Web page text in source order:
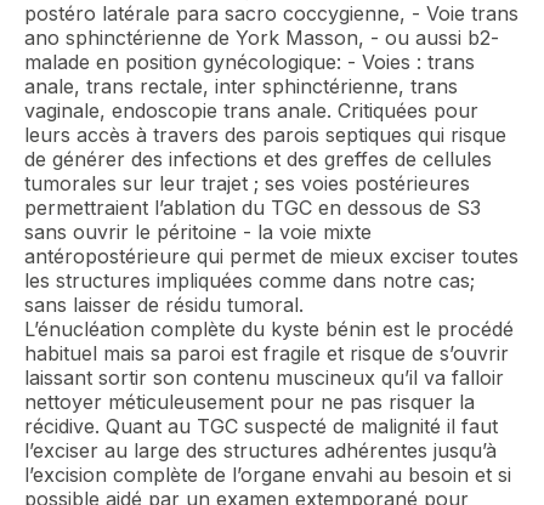
postéro latérale para sacro coccygienne, - Voie trans
ano sphinctérienne de York Masson, - ou aussi b2-
malade en position gynécologique: - Voies : trans
anale, trans rectale, inter sphinctérienne, trans
vaginale, endoscopie trans anale. Critiquées pour
leurs accès à travers des parois septiques qui risque
de générer des infections et des greffes de cellules
tumorales sur leur trajet ; ses voies postérieures
permettraient l’ablation du TGC en dessous de S3
sans ouvrir le péritoine - la voie mixte
antéropostérieure qui permet de mieux exciser toutes
les structures impliquées comme dans notre cas;
sans laisser de résidu tumoral.
L’énucléation complète du kyste bénin est le procédé
habituel mais sa paroi est fragile et risque de s’ouvrir
laissant sortir son contenu muscineux qu’il va falloir
nettoyer méticuleusement pour ne pas risquer la
récidive. Quant au TGC suspecté de malignité il faut
l’exciser au large des structures adhérentes jusqu’à
l’excision complète de l’organe envahi au besoin et si
possible aidé par un examen extemporané pour